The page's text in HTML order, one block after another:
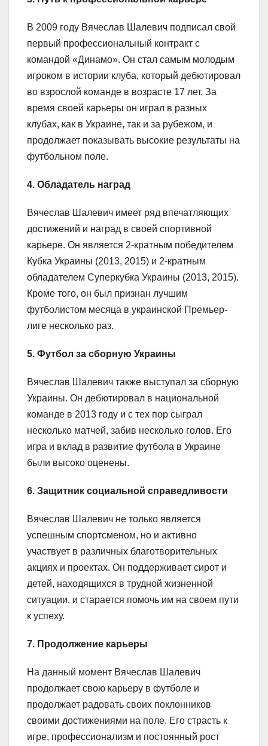
В 2009 году Вячеслав Шалевич подписал свой
первый профессиональный контракт с
командой «Динамо». Он стал самым молодым
игроком в истории клуба, который дебютировал
во взрослой команде в возрасте 17 лет. За
время своей карьеры он играл в разных
клубах, как в Украине, так и за рубежом, и
продолжает показывать высокие результаты на
футбольном поле.
4. Обладатель наград
Вячеслав Шалевич имеет ряд впечатляющих
достижений и наград в своей спортивной
карьере. Он является 2-кратным победителем
Кубка Украины (2013, 2015) и 2-кратным
обладателем Суперкубка Украины (2013, 2015).
Кроме того, он был признан лучшим
футболистом месяца в украинской Премьер-
лиге несколько раз.
5. Футбол за сборную Украины
Вячеслав Шалевич также выступал за сборную
Украины. Он дебютировал в национальной
команде в 2013 году и с тех пор сыграл
несколько матчей, забив несколько голов. Его
игра и вклад в развитие футбола в Украине
были высоко оценены.
6. Защитник социальной справедливости
Вячеслав Шалевич не только является
успешным спортсменом, но и активно
участвует в различных благотворительных
акциях и проектах. Он поддерживает сирот и
детей, находящихся в трудной жизненной
ситуации, и старается помочь им на своем пути
к успеху.
7. Продолжение карьеры
На данный момент Вячеслав Шалевич
продолжает свою карьеру в футболе и
продолжает радовать своих поклонников
своими достижениями на поле. Его страсть к
игре, профессионализм и постоянный рост